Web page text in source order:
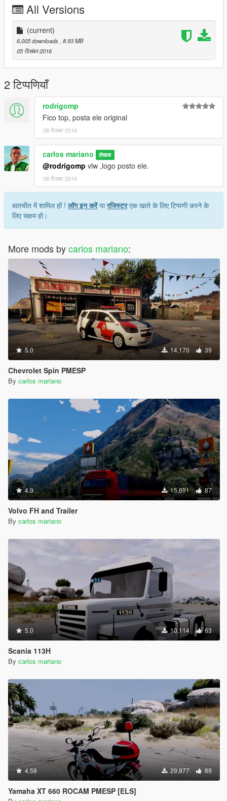
All Versions
(current)
6,005 downloads , 8.93 MB
05 दिसंबर 2016
2 टिप्पणियाँ
rodrigomp
Fico top, posta ele original
08 दिसंबर 2016
carlos mariano लेखक
@rodrigomp vlw ,logo posto ele.
08 दिसंबर 2016
बातचीत में शामिल हों !लॉग इन करेंयारजिस्टरएक खाते के लिए टिप्पणी करने के
लिए सक्षम हो।
More mods bycarlos mariano:
5.0 14,170 39
Chevrolet Spin PMESP
By carlos mariano
4.9 15,691 87
Volvo FH and Trailer
By carlos mariano
5.0 10,114 63
Scania 113H
By carlos mariano
4.58 29,977 89
Yamaha XT 660 ROCAM PMESP [ELS]